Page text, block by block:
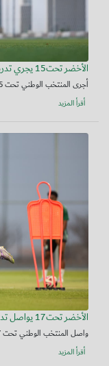
الأخضر تحت15 يجري تدريباته في معسكر أبها
أجرى المنتخب الوطني تحت 15 عامًا اليوم الخميس تدريباته ضمن معسكره الإع...
أقرأ المزيد
الأخضر تحت17 يواصل تدريباته ضمن معسكر الطائف
واصل المنتخب الوطني تحت 17 عامًا اليوم الثلاثاء تدريباته ضمن معسكره في...
أقرأ المزيد